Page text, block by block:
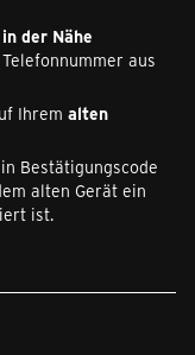
der Nähe
aus
Ihrem alten
Bestätigungscode
alten Gerät ein
ist.